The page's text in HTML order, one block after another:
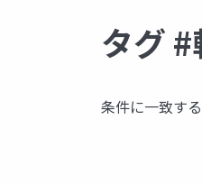
タグ
条件に一致す